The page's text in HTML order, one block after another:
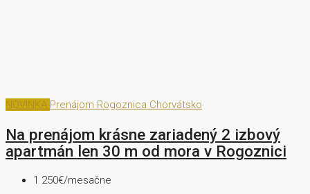
NOVINKA Prenájom Rogoznica Chorvátsko
Na prenájom krásne zariadený 2 izbový
apartmán len 30 m od mora v Rogoznici
1 250€/mesačne